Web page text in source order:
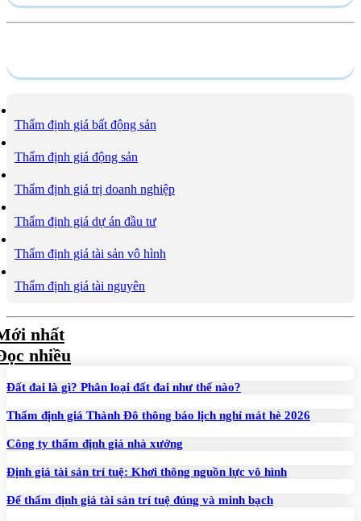
Thẩm định giá bất động sản
Thẩm định giá động sản
Thẩm định giá trị doanh nghiệp
Thẩm định giá dự án đầu tư
Thẩm định giá tài sản vô hình
Thẩm định giá tài nguyên
nhất
nhiều
Đất đai là gì? Phân loại đất đai như thế nào?
Thẩm định giá Thành Đô thông báo lịch nghỉ mát hè 2026
Công ty thẩm định giá nhà xưởng
Định giá tài sản trí tuệ: Khơi thông nguồn lực vô hình
Để thẩm định giá tài sản trí tuệ đúng và minh bạch